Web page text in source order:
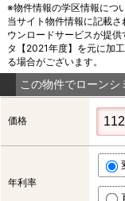
※物件情報の学区情報につ
当サイト物件情報に記載
ウンロードサービスが提
タ【2021年度】を元に加
る場合がございます。
この物件でローンシ
価格
年利率